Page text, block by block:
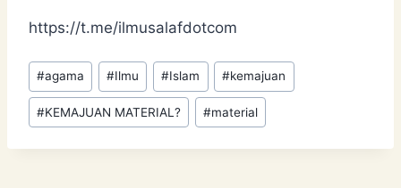
https://t.me/ilmusalafdotcom
Post
Tags:
#agama #Ilmu #Islam #kemajuan
#KEMAJUAN MATERIAL? #material